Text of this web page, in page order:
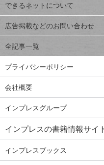
close
閉じ
る
Excel Q&A
トイアンナ流仕
事術
PowerAutomate
ではじめる業務
の完全自動化
AI議事録作成術
Windows 11
Q&A
Teams踏み込み
活用術
Excel講師の仕事
できるネットについて
広告掲載などのお問い合わせ
全記事一覧
プライバシーポリシー
会社概要
インプレスグループ
インプレスの書籍情報サイ
インプレスブックス